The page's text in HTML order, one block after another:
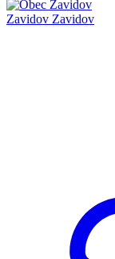
Zavidov Zavidov